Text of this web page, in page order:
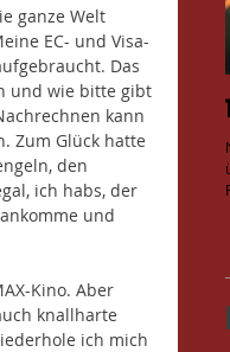
ganze Welt
EC- und Visa-
Das
und wie bitte gibt
kann
Zum Glück hatte
den
ich habs, der
und
Kino. Aber
knallharte
ich mich